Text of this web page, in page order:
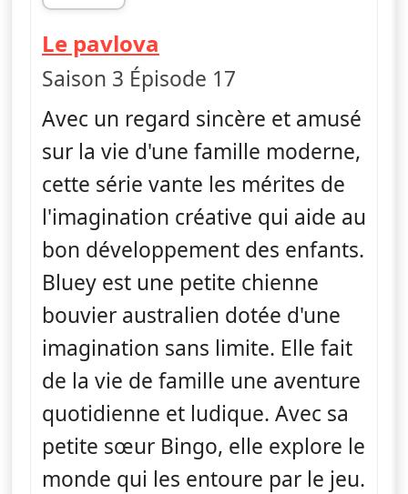
fin 18h40
Le pavlova
Saison 3 Épisode 17
Avec un regard sincère et amusé
sur la vie d'une famille moderne,
cette série vante les mérites de
l'imagination créative qui aide au
bon développement des enfants.
Bluey est une petite chienne
bouvier australien dotée d'une
imagination sans limite. Elle fait
de la vie de famille une aventure
quotidienne et ludique. Avec sa
petite sœur Bingo, elle explore le
monde qui les entoure par le jeu.